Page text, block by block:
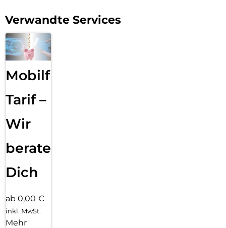
großen Sprung der Galaxy AI.
Verwandte Services
Mobilfunk
Tarif –
Wir
beraten
Dich
ab 0,00 €
inkl. MwSt.
Mehr